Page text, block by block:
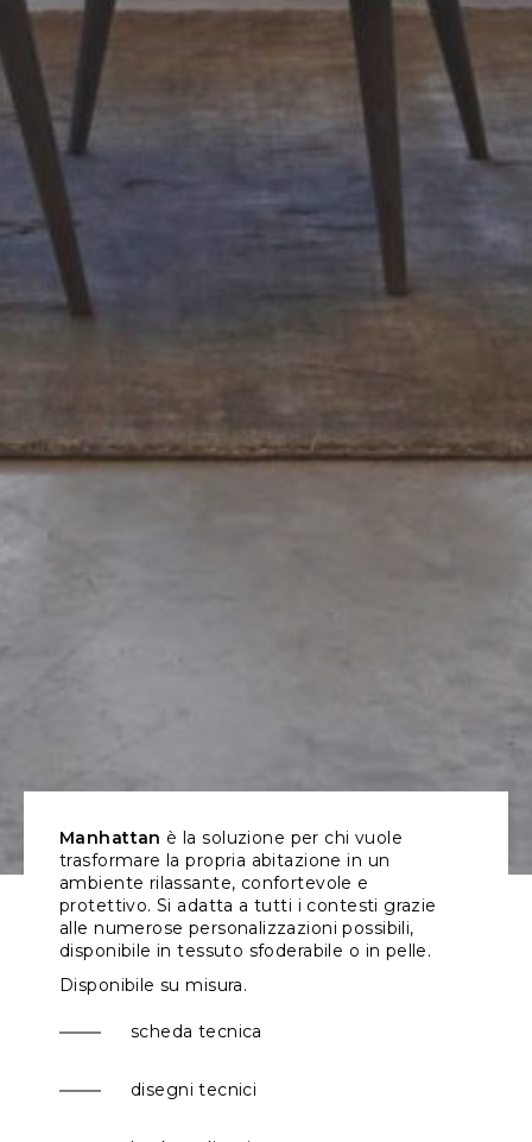
Manhattan è la soluzione per chi vuole
trasformare la propria abitazione in un
ambiente rilassante, confortevole e
protettivo. Si adatta a tutti i contesti grazie
alle numerose personalizzazioni possibili,
disponibile in tessuto sfoderabile o in pelle.
Disponibile su misura.
scheda tecnica
disegni tecnici